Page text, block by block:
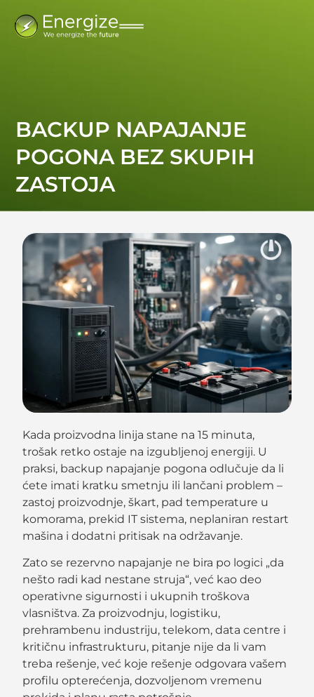
BACKUP NAPAJANJE
POGONA BEZ SKUPIH
ZASTOJA
Kada proizvodna linija stane na 15 minuta,
trošak retko ostaje na izgubljenoj energiji. U
praksi, backup napajanje pogona odlučuje da li
ćete imati kratku smetnju ili lančani problem –
zastoj proizvodnje, škart, pad temperature u
komorama, prekid IT sistema, neplaniran restart
mašina i dodatni pritisak na održavanje.
Zato se rezervno napajanje ne bira po logici „da
nešto radi kad nestane struja“, već kao deo
operativne sigurnosti i ukupnih troškova
vlasništva. Za proizvodnju, logistiku,
prehrambenu industriju, telekom, data centre i
kritičnu infrastrukturu, pitanje nije da li vam
treba rešenje, već koje rešenje odgovara vašem
profilu opterećenja, dozvoljenom vremenu